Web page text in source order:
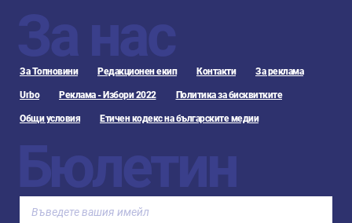
За нас
За Топновини Редакционен екип Контакти За реклама
Urbo Реклама - Избори 2022 Политика за бисквитките
Общи условия Етичен кодекс на българските медии
Бюлетин